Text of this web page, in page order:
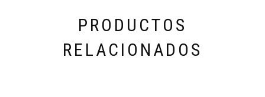
PRODUCTOS
RELACIONADOS